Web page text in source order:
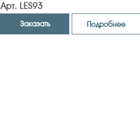
Арт. LES93
Заказать Подробнее